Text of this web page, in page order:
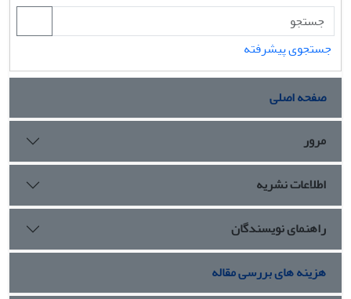
جستجوی پیشرفته
صفحه اصلی
مرور
اطلاعات نشریه
راهنمای نویسندگان
هزینه های بررسی مقاله